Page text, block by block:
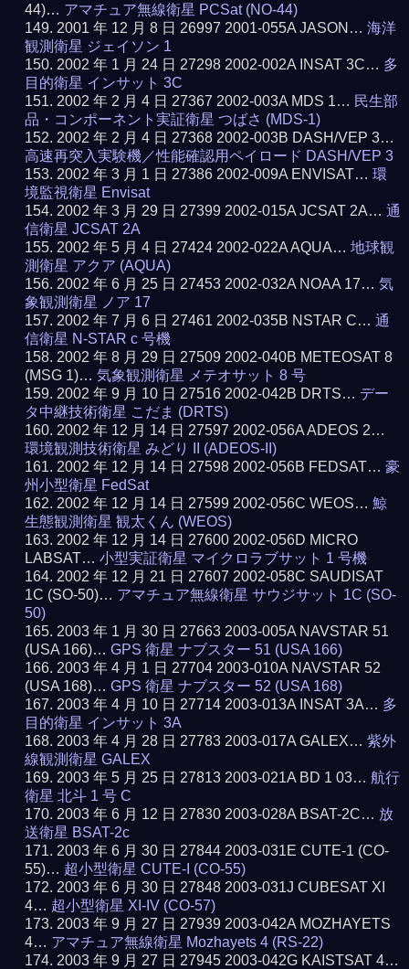
44)… アマチュア無線衛星 PCSat (NO-44)
2001 年 12 月 8 日 26997 2001-055A JASON…海洋
観測衛星 ジェイソン 1
2002 年 1 月 24 日 27298 2002-002A INSAT 3C… 多
目的衛星 インサット 3C
2002 年 2 月 4 日 27367 2002-003A MDS 1… 民生部
品・コンポーネント実証衛星 つばさ (MDS-1)
2002 年 2 月 4 日 27368 2002-003B DASH/VEP 3…
高速再突入実験機／性能確認用ペイロード DASH/VEP 3
2002 年 3 月 1 日 27386 2002-009A ENVISAT…環
境監視衛星 Envisat
2002 年 3 月 29 日 27399 2002-015A JCSAT 2A…通
信衛星 JCSAT 2A
2002 年 5 月 4 日 27424 2002-022A AQUA…地球観
測衛星 アクア (AQUA)
2002 年 6 月 25 日 27453 2002-032A NOAA 17…気
象観測衛星 ノア 17
2002 年 7 月 6 日 27461 2002-035B NSTAR C…通
信衛星 N-STAR c 号機
2002 年 8 月 29 日 27509 2002-040B METEOSAT 8
(MSG 1)…気象観測衛星 メテオサット 8 号
2002 年 9 月 10 日 27516 2002-042B DRTS… デー
タ中継技術衛星 こだま (DRTS)
2002 年 12 月 14 日 27597 2002-056A ADEOS 2…
環境観測技術衛星 みどり II (ADEOS-II)
2002 年 12 月 14 日 27598 2002-056B FEDSAT…豪
州小型衛星 FedSat
2002 年 12 月 14 日 27599 2002-056C WEOS…鯨
生態観測衛星 観太くん (WEOS)
2002 年 12 月 14 日 27600 2002-056D MICRO
LABSAT…小型実証衛星 マイクロラブサット 1 号機
2002 年 12 月 21 日 27607 2002-058C SAUDISAT
1C (SO-50)… アマチュア無線衛星 サウジサット 1C (SO-
50)
2003 年 1 月 30 日 27663 2003-005A NAVSTAR 51
(USA 166)…GPS 衛星 ナブスター 51 (USA 166)
2003 年 4 月 1 日 27704 2003-010A NAVSTAR 52
(USA 168)…GPS 衛星 ナブスター 52 (USA 168)
2003 年 4 月 10 日 27714 2003-013A INSAT 3A… 多
目的衛星 インサット 3A
2003 年 4 月 28 日 27783 2003-017A GALEX…紫外
線観測衛星 GALEX
2003 年 5 月 25 日 27813 2003-021A BD 1 03…航行
衛星 北斗 1 号 C
2003 年 6 月 12 日 27830 2003-028A BSAT-2C… 放
送衛星 BSAT-2c
2003 年 6 月 30 日 27844 2003-031E CUTE-1 (CO-
55)… 超小型衛星 CUTE-I (CO-55)
2003 年 6 月 30 日 27848 2003-031J CUBESAT XI
4… 超小型衛星 XI-IV (CO-57)
2003 年 9 月 27 日 27939 2003-042A MOZHAYETS
4… アマチュア無線衛星 Mozhayets 4 (RS-22)
2003 年 9 月 27 日 27945 2003-042G KAISTSAT 4…